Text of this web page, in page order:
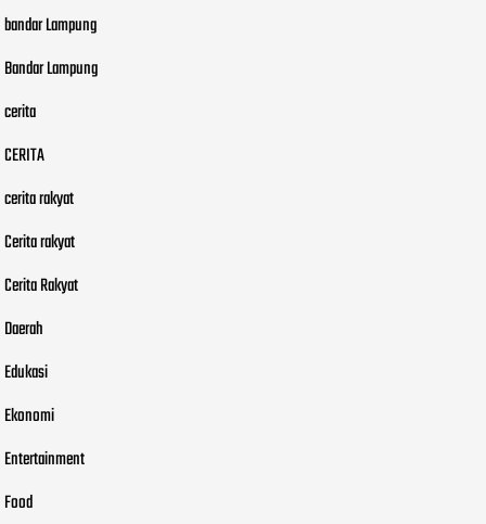
bandar Lampung
Bandar Lampung
cerita
CERITA
cerita rakyat
Cerita rakyat
Cerita Rakyat
Daerah
Edukasi
Ekonomi
Entertainment
Food